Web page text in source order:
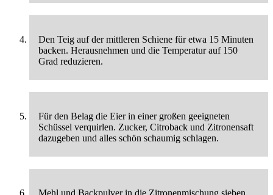
Den Teig auf der mittleren Schiene für etwa 15 Minuten
backen. Herausnehmen und die Temperatur auf 150
Grad reduzieren.
Für den Belag die Eier in einer großen geeigneten
Schüssel verquirlen. Zucker, Citroback und Zitronensaft
dazugeben und alles schön schaumig schlagen.